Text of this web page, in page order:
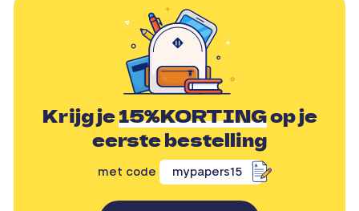
Krijg je15%KORTINGop je
eerste bestelling
met code mypapers15